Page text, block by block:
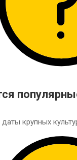
крупных